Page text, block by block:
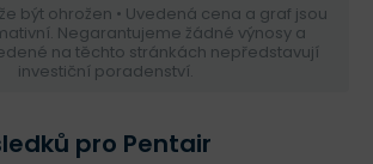
být ohrožen • Uvedená cena a graf jsou
Negarantujeme žádné výnosy a
na těchto stránkách nepředstavují
investiční poradenství.
pro Pentair